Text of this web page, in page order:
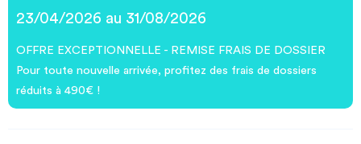
23/04/2026 au 31/08/2026
OFFRE EXCEPTIONNELLE - REMISE FRAIS DE DOSSIER
Pour toute nouvelle arrivée, profitez des frais de dossiers
réduits à 490€ !